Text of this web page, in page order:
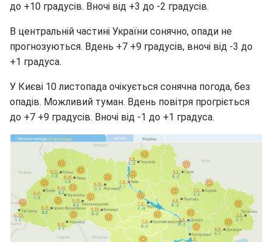
до +10 градусів. Вночі від +3 до -2 градусів.
В центральній частині України сонячно, опади не
прогнозуються. Вдень +7 +9 градусів, вночі від -3 до
+1 градуса.
У Києві 10 листопада очікується сонячна погода, без
опадів. Можливий туман. Вдень повітря прогріється
до +7 +9 градусів. Вночі від -1 до +1 градуса.